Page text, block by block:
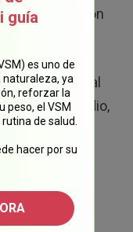
comparación
del Hospital
del estudio,
las
utilizarse
después de
guía
es uno de
naturaleza, ya
reforzar la
peso, el VSM
de salud.
hacer por su